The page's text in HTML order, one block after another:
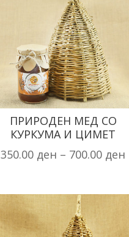
ПРИРОДЕН МЕД СО
КУРКУМА И ЦИМЕТ
350.00 ден – 700.00 ден